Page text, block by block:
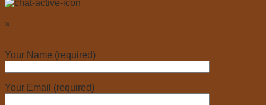
×
Your Name (required)
Your Email (required)